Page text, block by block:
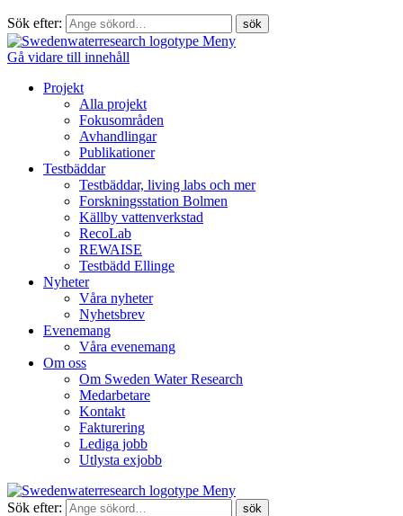
Sök efter:
Meny
Gå vidare till innehåll
Projekt
Alla projekt
Fokusområden
Avhandlingar
Publikationer
Testbäddar
Testbäddar, living labs och mer
Forskningsstation Bolmen
Källby vattenverkstad
RecoLab
REWAISE
Testbädd Ellinge
Nyheter
Våra nyheter
Nyhetsbrev
Evenemang
Våra evenemang
Om oss
Om Sweden Water Research
Medarbetare
Kontakt
Fakturering
Lediga jobb
Utlysta exjobb
Meny
Sök efter: